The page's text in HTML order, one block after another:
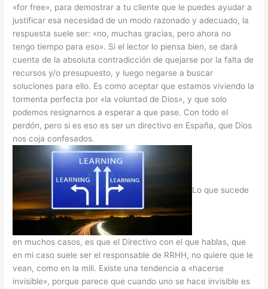
«for free», para demostrar a tu cliente que le puedes ayudar a
justificar esa necesidad de un modo razonado y adecuado, la
respuesta suele ser: «no, muchas gracias, pero ahora no
tengo tiempo para eso». Si el lector lo piensa bien, se dará
cuenta de la absoluta contradicción de quejarse por la falta de
recursos y/o presupuesto, y luego negarse a buscar
soluciones para ello. Es como aceptar que estamos viviendo la
tormenta perfecta por «la voluntad de Dios», y que solo
podemos resignarnos a esperar a que pase. Con todo el
perdón, pero si es eso es ser un directivo en España, que Dios
nos coja confesados.
Lo que sucede
en muchos casos, es que el Directivo con el que hablas, que
en mi caso suele ser el responsable de RRHH, no quiere que le
vean, como en la mili. Existe una tendencia a «hacerse
invisible», porque parece que cuando uno se hace invisible es